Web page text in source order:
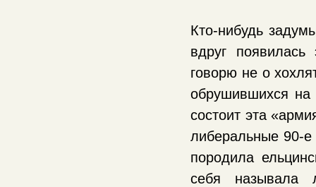
Кто-нибудь
вдруг
говорю не о
обрушившихся на
состоит эта
либеральные 90-
породила
себя называла